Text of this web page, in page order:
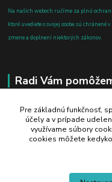
Na našich weboch ručíme za plnú
ktoré uvediete o svojej osobe, sú chránené
zmene a doplnení niektorých zákonov.
Radi Vám
+421 908 700 612
po-pia: 8.00 - 16.00
business@jtf.sk
Pre základnú funkčnosť,
účely a v prípade
využívame súbory
cookies môžete